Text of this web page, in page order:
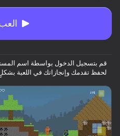
تدوير
هذه اللعبة تدعم
جاري
قم بتسجيل الدخول بواسطة اسم
لحفظ تقدمك وإنجازاتك في اللعبة